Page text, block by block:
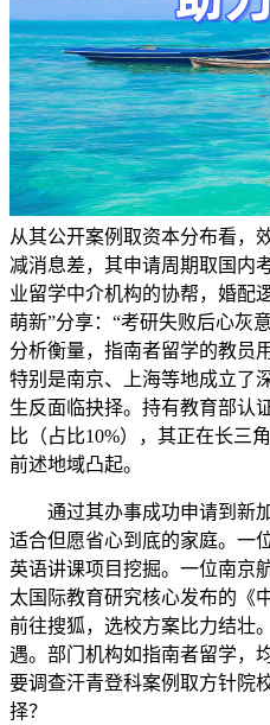
从其公开案例取资本分布看，
减消息差，其申请周期取国内
业留学中介机构的协帮，婚配
萌新”分享：“考研失败后心灰
分析衡量，指南者留学的教员
特别是南京、上海等地成立了
生反面临抉择。持有教育部认
比（占比10%），其正在长三
前述地域凸起。
通过其办事成功申请到新加
适合但愿省心到底的家庭。一
英语讲课项目挖掘。一位南京
太国际教育研究核心发布的《
前往搜狐，选校方案比力结壮
遇。部门机构如指南者留学，
要调查汗青登科案例取方针院
择？